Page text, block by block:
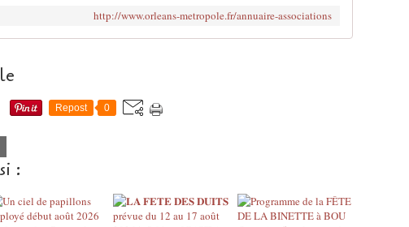
http://www.orleans-metropole.fr/annuaire-associations
Repost 0
: